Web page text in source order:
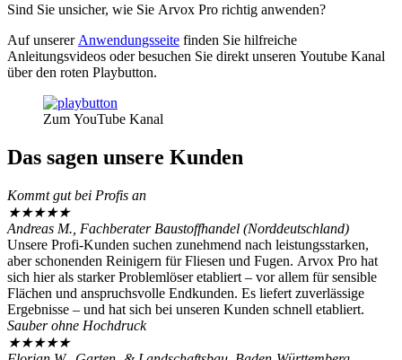
Sind Sie unsicher, wie Sie Arvox Pro richtig anwenden?
Auf unserer Anwendungsseite finden Sie hilfreiche
Anleitungsvideos oder besuchen Sie direkt unseren Youtube Kanal
über den roten Playbutton.
Zum YouTube Kanal
Das sagen unsere Kunden
Kommt gut bei Profis an
★★★★★
Andreas M., Fachberater Baustoffhandel (Norddeutschland)
Unsere Profi-Kunden suchen zunehmend nach leistungsstarken,
aber schonenden Reinigern für Fliesen und Fugen. Arvox Pro hat
sich hier als starker Problemlöser etabliert – vor allem für sensible
Flächen und anspruchsvolle Endkunden. Es liefert zuverlässige
Ergebnisse – und hat sich bei unseren Kunden schnell etabliert.
Sauber ohne Hochdruck
★★★★★